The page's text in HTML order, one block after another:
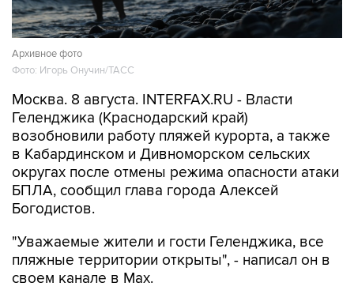
Архивное фото
Фото: Игорь Онучин/ТАСС
Москва. 8 августа. INTERFAX.RU - Власти
Геленджика (Краснодарский край)
возобновили работу пляжей курорта, а также
в Кабардинском и Дивноморском сельских
округах после отмены режима опасности атаки
БПЛА, сообщил глава города Алексей
Богодистов.
"Уважаемые жители и гости Геленджика, все
пляжные территории открыты", - написал он в
своем канале в Max.